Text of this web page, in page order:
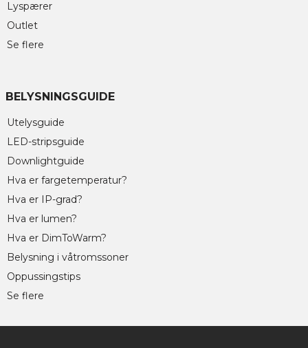
Lyspærer
Outlet
Se flere
BELYSNINGSGUIDE
Utelysguide
LED-stripsguide
Downlightguide
Hva er fargetemperatur?
Hva er IP-grad?
Hva er lumen?
Hva er DimToWarm?
Belysning i våtromssoner
Oppussingstips
Se flere